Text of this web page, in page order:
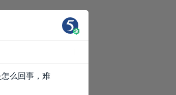
么回事，难